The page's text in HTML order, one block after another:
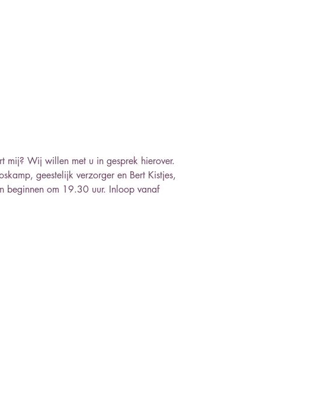
mij? Wij willen met u in gesprek hierover.
geestelijk verzorger en Bert Kistjes,
beginnen om 19.30 uur. Inloop vanaf